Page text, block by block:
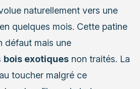
naturellement vers une
quelques mois. Cette patine
défaut mais une
bois exotiques non traités. La
toucher malgré ce